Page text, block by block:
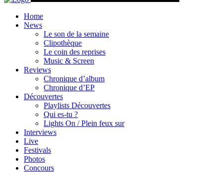
Home
News
Le son de la semaine
Clipothèque
Le coin des reprises
Music & Screen
Reviews
Chronique d’album
Chronique d’EP
Découvertes
Playlists Découvertes
Qui es-tu ?
Lights On / Plein feux sur
Interviews
Live
Festivals
Photos
Concours